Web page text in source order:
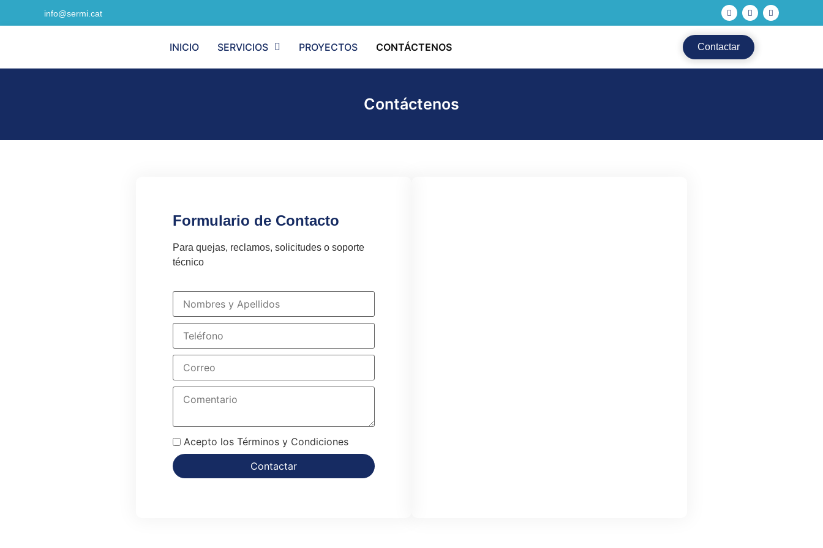
info@sermi.cat
INICIO SERVICIOS PROYECTOS CONTÁCTENOS Contactar
Contáctenos
Formulario de Contacto
Para quejas, reclamos, solicitudes o soporte
técnico
Acepto los Términos y Condiciones
Contactar
Acepto los Términos y Condiciones